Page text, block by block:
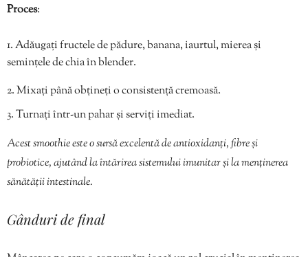
Proces:
Adăugați fructele de pădure, banana, iaurtul, mierea și
semințele de chia în blender.
Mixați până obțineți o consistență cremoasă.
Turnați într-un pahar și serviți imediat.
Acest smoothie este o sursă excelentă de antioxidanți, fibre și
probiotice, ajutând la întărirea sistemului imunitar și la menținerea
sănătății intestinale.
Gânduri de final